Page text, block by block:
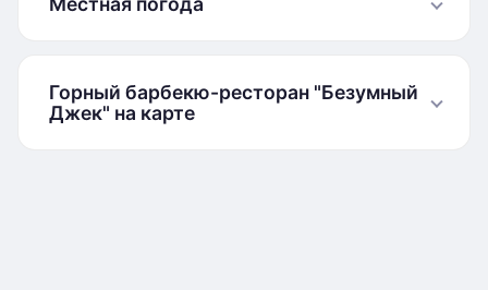
Горный барбекю-ресторан "Безумный
Джек" на карте